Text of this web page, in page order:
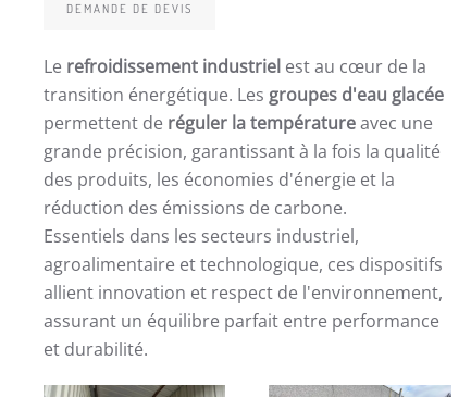
DEMANDE DE DEVIS
Le refroidissement industriel est au cœur de la
transition énergétique. Les groupes d'eau glacée
permettent de réguler la températureavec une
grande précision, garantissant à la fois la qualité
des produits, les économies d'énergie et la
réduction des émissions de carbone.
Essentiels dans les secteurs industriel,
agroalimentaire et technologique, ces dispositifs
allient innovation et respect de l'environnement,
assurant un équilibre parfait entre performance
et durabilité.